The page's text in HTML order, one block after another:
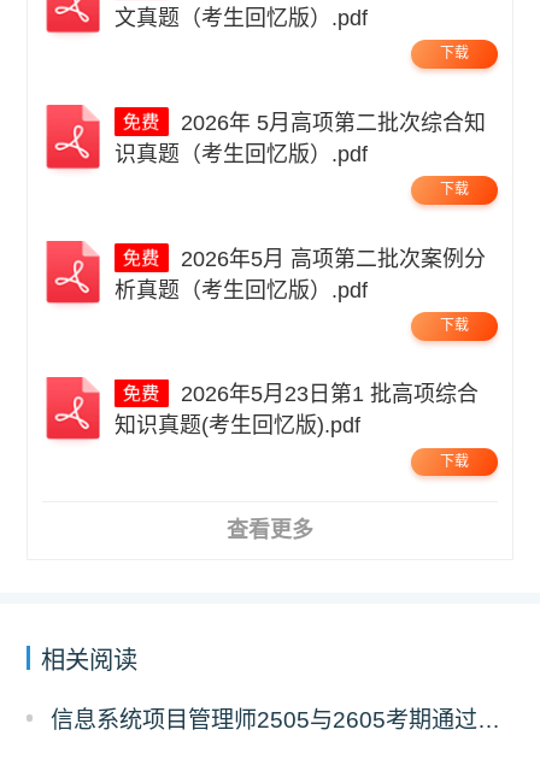
文真题（考生回忆版）.pdf
下载
识真题（考生回忆版）.pdf
下载
析真题（考生回忆版）.pdf
下载
知识真题(考生回忆版).pdf
下载
查看更多
相关阅读
信息系统项目管理师2505与2605考期通过人数深度对比分析